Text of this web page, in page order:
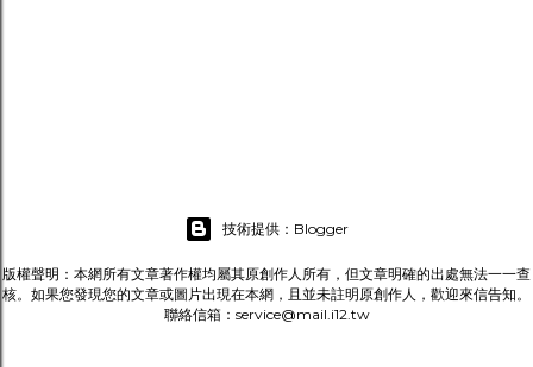
技術提供：Blogger
版權聲明：本網所有文章著作權均屬其原創作人所有，但文章明確的出處無法一一查
核。如果您發現您的文章或圖片出現在本網，且並未註明原創作人，歡迎來信告知。
聯絡信箱：service@mail.i12.tw